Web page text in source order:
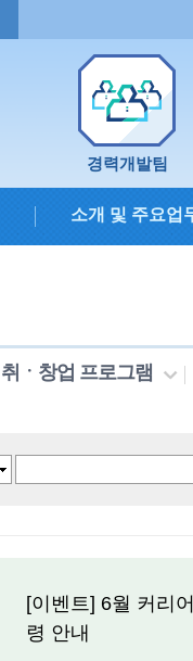
경력개발팀
소개 및 주요업
취ㆍ창업 프로그램
[이벤트] 6월 커리
령 안내